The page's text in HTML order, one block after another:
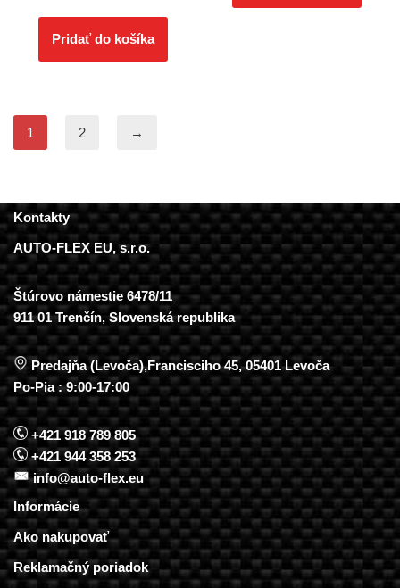
Pridať do košíka
1 2 →
Kontakty
AUTO-FLEX EU, s.r.o.
Štúrovo námestie 6478/11
911 01 Trenčín, Slovenská republika
Predajňa (Levoča),Francisciho 45, 05401 Levoča
Po-Pia : 9:00-17:00
+421 918 789 805
+421 944 358 253
info@auto-flex.eu
Informácie
Ako nakupovať
Reklamačný poriadok